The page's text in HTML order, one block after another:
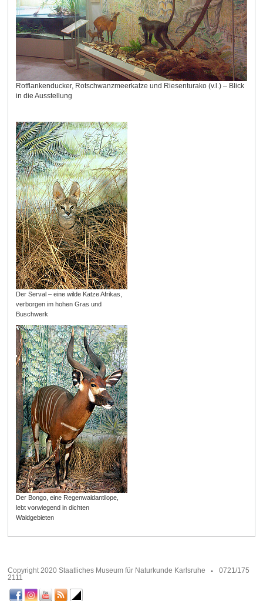
Rotflankenducker, Rotschwanzmeerkatze und Riesenturako (v.l.) – Blick
in die Ausstellung
Der Serval – eine wilde Katze Afrikas,
verborgen im hohen Gras und
Buschwerk
Der Bongo, eine Regenwaldantilope,
lebt vorwiegend in dichten
Waldgebieten
Copyright 2020 Staatliches Museum für Naturkunde Karlsruhe
0721/175
2111